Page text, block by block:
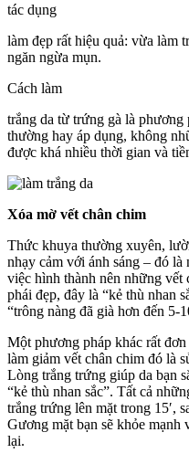
tác dụng
làm đẹp rất hiệu quả: vừa làm
ngăn ngừa mụn.
Cách làm
trắng da từ trứng gà là phương
thường hay áp dụng, không
được khá nhiều thời gian và
Xóa mờ vết chân chim
Thức khuya thường xuyên,
nhạy cảm với ánh sáng – đó
việc hình thành nên những
phái đẹp, đây là “kẻ thù nhan
“trông nàng đã già hơn đến 5-
Một phương pháp khác rất
làm giảm vết chân chim đó là
Lòng trắng trứng giúp da bạn
“kẻ thù nhan sắc”. Tất cả
trắng trứng lên mặt trong 15′,
Gương mặt bạn sẽ khỏe mạnh
lại.